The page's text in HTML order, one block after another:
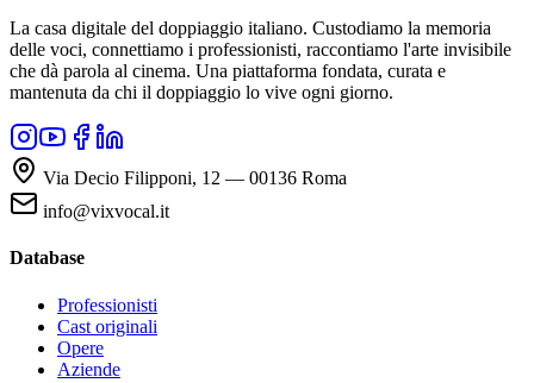
La casa digitale del doppiaggio italiano. Custodiamo la memoria
delle voci, connettiamo i professionisti, raccontiamo l'arte invisibile
che dà parola al cinema. Una piattaforma fondata, curata e
mantenuta da chi il doppiaggio lo vive ogni giorno.
Via Decio Filipponi, 12 — 00136 Roma
info@vixvocal.it
Database
Professionisti
Cast originali
Opere
Aziende